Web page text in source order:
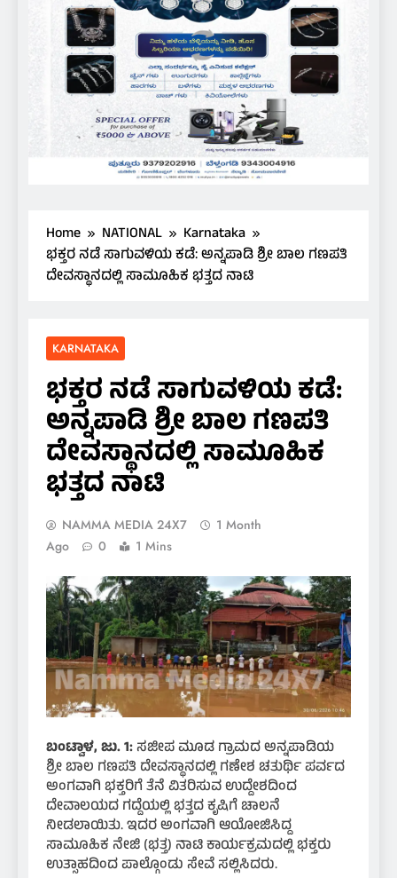
Home NATIONAL
Karnataka
ಭಕ್ತರ ನಡೆ ಸಾಗುವಳಿಯ ಕಡೆ: ಅನ್ನಪಾಡಿ ಶ್ರೀ ಬಾಲ ಗಣಪತಿ
ದೇವಸ್ಥಾನದಲ್ಲಿ ಸಾಮೂಹಿಕ ಭತ್ತದ ನಾಟಿ
KARNATAKA
ಭಕ್ತರ ನಡೆ ಸಾಗುವಳಿಯ ಕಡೆ:
ಅನ್ನಪಾಡಿ ಶ್ರೀ ಬಾಲ ಗಣಪತಿ
ದೇವಸ್ಥಾನದಲ್ಲಿ ಸಾಮೂಹಿಕ
ಭತ್ತದ ನಾಟಿ
NAMMA MEDIA 24X7
1 Month
Ago
0 1 Mins
ಬಂಟ್ವಾಳ, ಜು. 1:ಸಜೀಪ ಮೂಡ ಗ್ರಾಮದ ಅನ್ನಪಾಡಿಯ
ಶ್ರೀ ಬಾಲ ಗಣಪತಿ ದೇವಸ್ಥಾನದಲ್ಲಿ ಗಣೇಶ ಚತುರ್ಥಿ ಪರ್ವದ
ಅಂಗವಾಗಿ ಭಕ್ತರಿಗೆ ತೆನೆ ವಿತರಿಸುವ ಉದ್ದೇಶದಿಂದ
ದೇವಾಲಯದ ಗದ್ದೆಯಲ್ಲಿ ಭತ್ತದ ಕೃಷಿಗೆ ಚಾಲನೆ
ನೀಡಲಾಯಿತು. ಇದರ ಅಂಗವಾಗಿ ಆಯೋಜಿಸಿದ್ದ
ಸಾಮೂಹಿಕ ನೇಜಿ (ಭತ್ತ) ನಾಟಿ ಕಾರ್ಯಕ್ರಮದಲ್ಲಿ ಭಕ್ತರು
ಉತ್ಸಾಹದಿಂದ ಪಾಲ್ಗೊಂಡು ಸೇವೆ ಸಲ್ಲಿಸಿದರು.